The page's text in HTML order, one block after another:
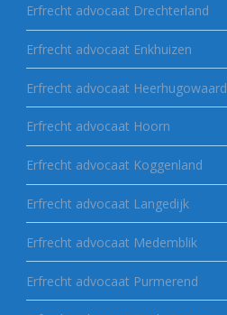
Erfrecht advocaat Drechterland
Erfrecht advocaat Enkhuizen
Erfrecht advocaat Heerhugowaard
Erfrecht advocaat Hoorn
Erfrecht advocaat Koggenland
Erfrecht advocaat Langedijk
Erfrecht advocaat Medemblik
Erfrecht advocaat Purmerend